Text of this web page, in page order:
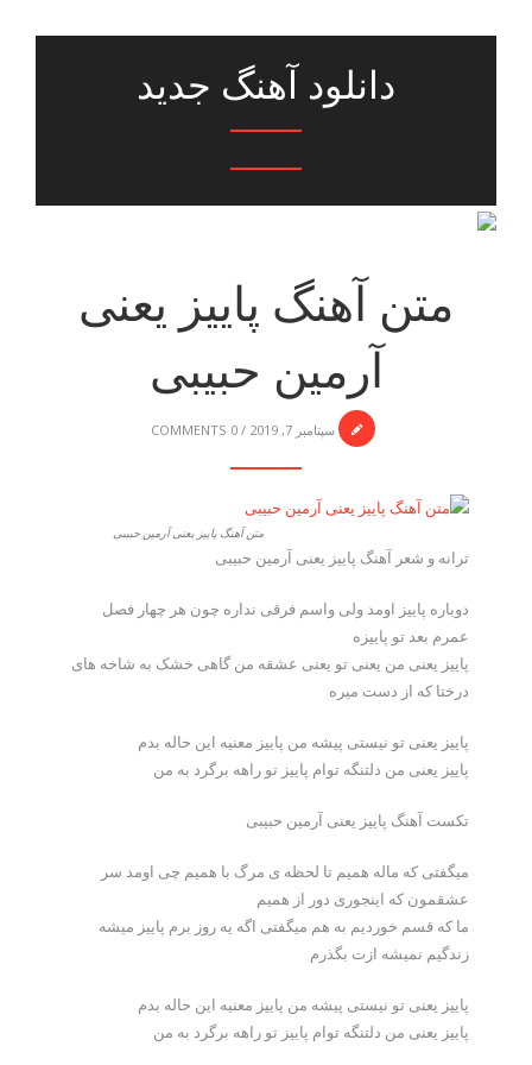
دانلود آهنگ جدید
متن آهنگ پاییز یعنی
آرمین حبیبی
سپتامبر 7, 2019 /
0 COMMENTS
متن آهنگ پاییز یعنی آرمین حبیبی
ترانه و شعر آهنگ پاییز یعنی آرمین حبیبی
دوباره پاییز اومد ولی واسم فرقی نداره چون هر چهار فصل
عمرم بعد تو پاییزه
پاییز یعنی من یعنی تو یعنی عشقه من گاهی خشک به شاخه های
درختا که از دست میره
پاییز یعنی تو نیستی پیشه من پاییز معنیه این حاله بدم
پاییز یعنی من دلتنگه توام پاییز تو راهه برگرد به من
تکست آهنگ پاییز یعنی آرمین حبیبی
میگفتی که ماله همیم تا لحظه ی مرگ با همیم چی اومد سر
عشقمون که اینجوری دور از همیم
ما که قسم خوردیم به هم میگفتی اگه یه روز برم پاییز میشه
زندگیم نمیشه ازت بگذرم
پاییز یعنی تو نیستی پیشه من پاییز معنیه این حاله بدم
پاییز یعنی من دلتنگه توام پاییز تو راهه برگرد به من